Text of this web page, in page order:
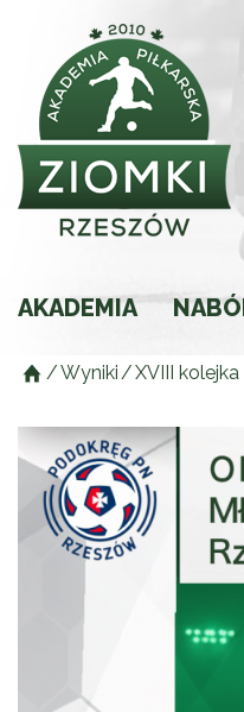
AKADEMIA
Historia
/Wyniki/XVIII